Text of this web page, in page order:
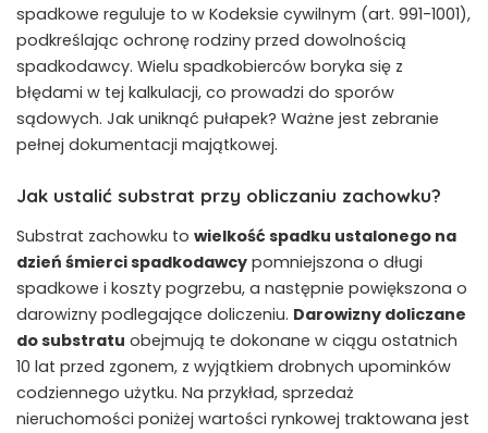
spadkowe reguluje to w Kodeksie cywilnym (art. 991-1001),
podkreślając ochronę rodziny przed dowolnością
spadkodawcy. Wielu spadkobierców boryka się z
błędami w tej kalkulacji, co prowadzi do sporów
sądowych. Jak uniknąć pułapek? Ważne jest zebranie
pełnej dokumentacji majątkowej.
Jak ustalić substrat przy obliczaniu zachowku?
Substrat zachowku to wielkość spadku ustalonego na
dzień śmierci spadkodawcy pomniejszona o długi
spadkowe i koszty pogrzebu, a następnie powiększona o
darowizny podlegające doliczeniu. Darowizny doliczane
do substratu obejmują te dokonane w ciągu ostatnich
10 lat przed zgonem, z wyjątkiem drobnych upominków
codziennego użytku. Na przykład, sprzedaż
nieruchomości poniżej wartości rynkowej traktowana jest